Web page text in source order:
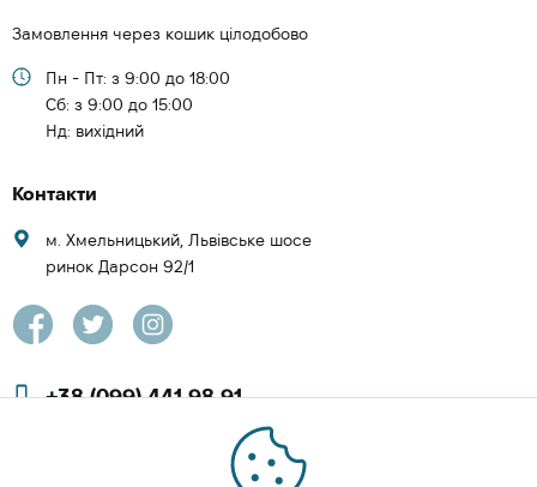
Замовлення через кошик цілодобово
Пн - Пт: з 9:00 до 18:00
Cб: з 9:00 до 15:00
Нд: вихідний
Контакти
м. Хмельницький, Львівське шосе
ринок Дарсон 92/1
+38 (099) 441 98 91
+38 (097) 423 08 00
zachesa86@gmail.com